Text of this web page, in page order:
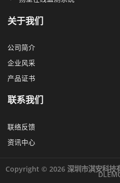
关于我们
公司简介
企业风采
产品证书
联系我们
联络反馈
资讯中心
Copyright © 2026 深圳市淇安科技